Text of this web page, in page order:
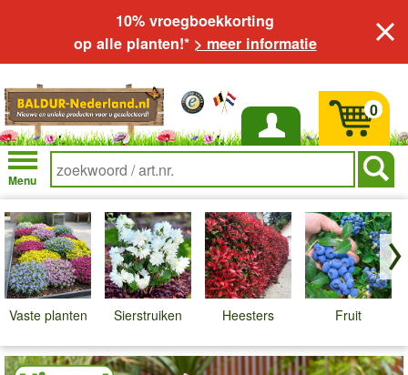
10% vroegboekkorting
op alle planten!* > meer informatie
Inloggen
Menu
0
Vaste planten Sierstruiken Heesters Fruit